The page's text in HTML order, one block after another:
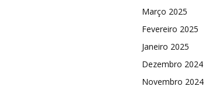
Março 2025
Fevereiro 2025
Janeiro 2025
Dezembro 2024
Novembro 2024